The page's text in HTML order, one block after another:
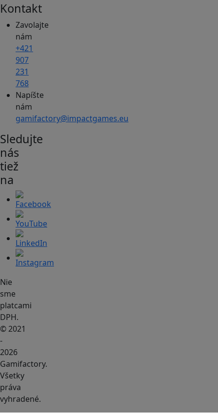
Kontakt
Zavolajte
nám
+421
907
231
768
Napíšte
nám
gamifactory@impactgames.eu
Sledujte
nás
tiež
na
Nie
sme
platcami
DPH.
© 2021
-
2026
Gamifactory.
Všetky
práva
vyhradené.